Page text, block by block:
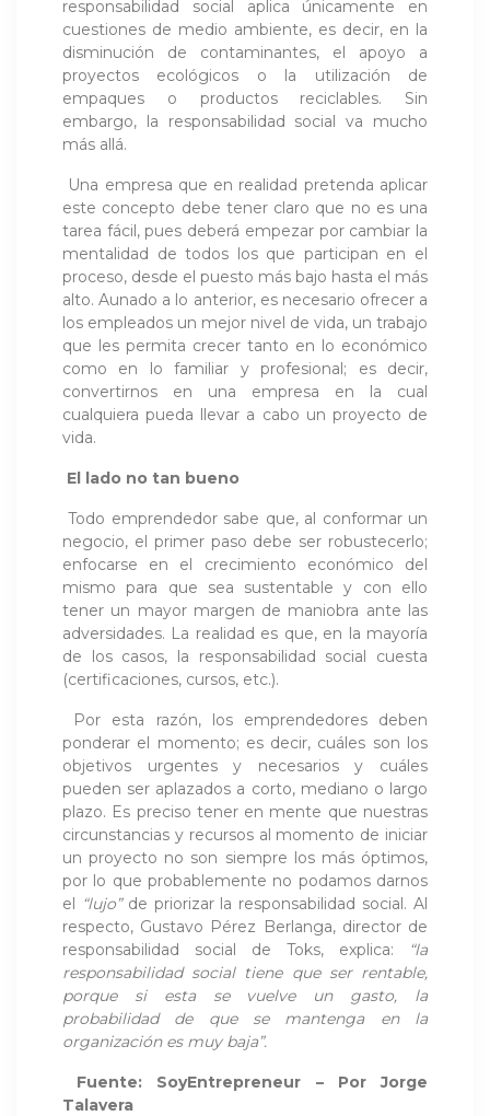
responsabilidad social aplica únicamente en
cuestiones de medio ambiente, es decir, en la
disminución de contaminantes, el apoyo a
proyectos ecológicos o la utilización de
empaques o productos reciclables. Sin
embargo, la responsabilidad social va mucho
más allá.
Una empresa que en realidad pretenda aplicar
este concepto debe tener claro que no es una
tarea fácil, pues deberá empezar por cambiar la
mentalidad de todos los que participan en el
proceso, desde el puesto más bajo hasta el más
alto. Aunado a lo anterior, es necesario ofrecer a
los empleados un mejor nivel de vida, un trabajo
que les permita crecer tanto en lo económico
como en lo familiar y profesional; es decir,
convertirnos en una empresa en la cual
cualquiera pueda llevar a cabo un proyecto de
vida.
El lado no tan bueno
Todo emprendedor sabe que, al conformar un
negocio, el primer paso debe ser robustecerlo;
enfocarse en el crecimiento económico del
mismo para que sea sustentable y con ello
tener un mayor margen de maniobra ante las
adversidades. La realidad es que, en la mayoría
de los casos, la responsabilidad social cuesta
(certificaciones, cursos, etc.).
Por esta razón, los emprendedores deben
ponderar el momento; es decir, cuáles son los
objetivos urgentes y necesarios y cuáles
pueden ser aplazados a corto, mediano o largo
plazo. Es preciso tener en mente que nuestras
circunstancias y recursos al momento de iniciar
un proyecto no son siempre los más óptimos,
por lo que probablemente no podamos darnos
el “lujo”de priorizar la responsabilidad social. Al
respecto, Gustavo Pérez Berlanga, director de
responsabilidad social de Toks, explica:
“la
responsabilidad social tiene que ser rentable,
porque si esta se vuelve un gasto, la
probabilidad de que se mantenga en la
organización es muy baja”.
Fuente: SoyEntrepreneur – Por Jorge
Talavera